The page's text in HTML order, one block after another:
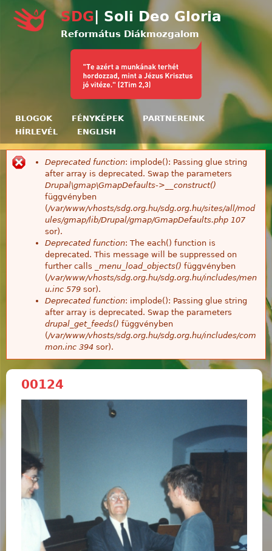
Ugrás a tartalomra
SDG | Soli Deo Gloria
Református Diákmozgalom
BLOGOK FÉNYKÉPEK
PARTNEREINK
HÍRLEVÉL
ENGLISH
Hibaüzenet
Deprecated function: implode(): Passing glue string
after array is deprecated. Swap the parameters
Drupal\gmap\GmapDefaults->__construct()
függvényben
(/var/www/vhosts/sdg.org.hu/sdg.org.hu/sites/all/mod
ules/gmap/lib/Drupal/gmap/GmapDefaults.php 107
sor).
Deprecated function: The each() function is
deprecated. This message will be suppressed on
further calls
_menu_load_objects() függvényben
(/var/www/vhosts/sdg.org.hu/sdg.org.hu/includes/men
u.inc 579 sor).
Deprecated function: implode(): Passing glue string
after array is deprecated. Swap the parameters
drupal_get_feeds() függvényben
(/var/www/vhosts/sdg.org.hu/sdg.org.hu/includes/com
mon.inc 394 sor).
00124